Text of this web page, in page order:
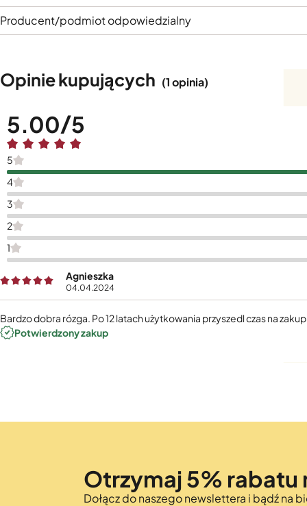
Producent/podmiot odpowiedzialny
Opinie kupujących (1 opinia)
5.00
5
4
3
2
1
Agnieszka
04.04.2024
Bardzo dobra rózga. Po 12 latach użytkowania przyszedl czas na
Potwierdzony zakup
Otrzymaj 5% rabatu
Dołącz do naszego newslettera i bądź na